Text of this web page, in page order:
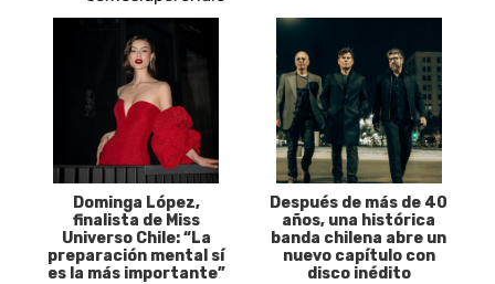
Dominga López,
finalista de Miss
Universo Chile: “La
preparación mental sí
es la más importante”
Después de más de 40
años, una histórica
banda chilena abre un
nuevo capítulo con
disco inédito